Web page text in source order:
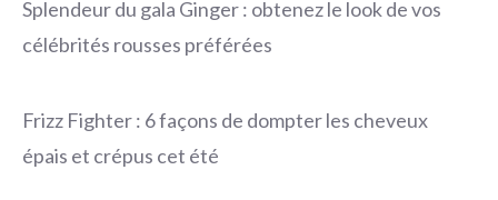
Splendeur du gala Ginger : obtenez le look de vos
célébrités rousses préférées
Frizz Fighter : 6 façons de dompter les cheveux
épais et crépus cet été